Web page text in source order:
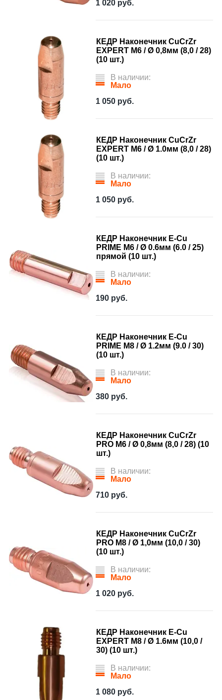
1 020 руб.
КЕДР Наконечник CuCrZr
EXPERT M6 / Ø 0,8мм (8,0 / 28)
(10 шт.)
В наличии:
Мало
1 050 руб.
КЕДР Наконечник CuCrZr
EXPERT M6 / Ø 1.0мм (8,0 / 28)
(10 шт.)
В наличии:
Мало
1 050 руб.
КЕДР Наконечник E-Cu
PRIME М6 / Ø 0.6мм (6.0 / 25)
прямой (10 шт.)
В наличии:
Мало
190 руб.
КЕДР Наконечник E-Cu
PRIME М8 / Ø 1.2мм (9.0 / 30)
(10 шт.)
В наличии:
Мало
380 руб.
КЕДР Наконечник CuCrZr
PRO M6 / Ø 0,8мм (8,0 / 28) (10
шт.)
В наличии:
Мало
710 руб.
КЕДР Наконечник CuCrZr
PRO M8 / Ø 1,0мм (10,0 / 30)
(10 шт.)
В наличии:
Мало
1 020 руб.
КЕДР Наконечник E-Cu
EXPERT М8 / Ø 1.6мм (10,0 /
30) (10 шт.)
В наличии:
Мало
1 080 руб.